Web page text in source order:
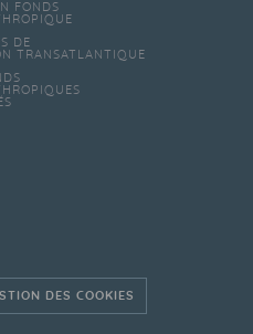
FONDS
DE
TRANSATLANTIQUE
DES COOKIES